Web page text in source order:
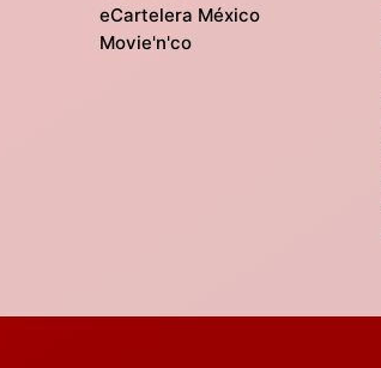
eCartelera México
Movie'n'co